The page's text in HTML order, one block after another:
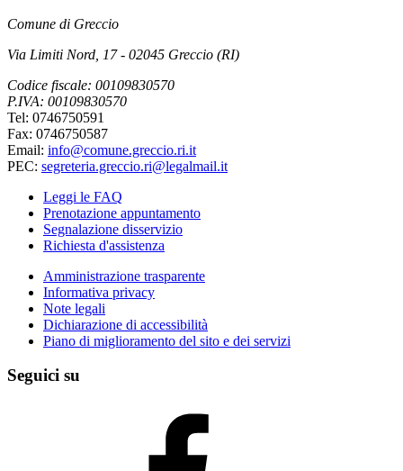
Comune di Greccio
Via Limiti Nord, 17 - 02045 Greccio (RI)
Codice fiscale: 00109830570
P.IVA: 00109830570
Tel: 0746750591
Fax: 0746750587
Email: info@comune.greccio.ri.it
PEC: segreteria.greccio.ri@legalmail.it
Leggi le FAQ
Prenotazione appuntamento
Segnalazione disservizio
Richiesta d'assistenza
Amministrazione trasparente
Informativa privacy
Note legali
Dichiarazione di accessibilità
Piano di miglioramento del sito e dei servizi
Seguici su